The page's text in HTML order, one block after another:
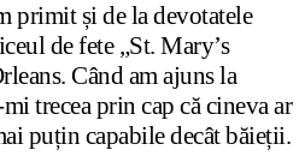
primit și de la devotatele
de fete „St. Mary’s
Când am ajuns la
trecea prin cap că cineva ar
puțin capabile decât băieții.